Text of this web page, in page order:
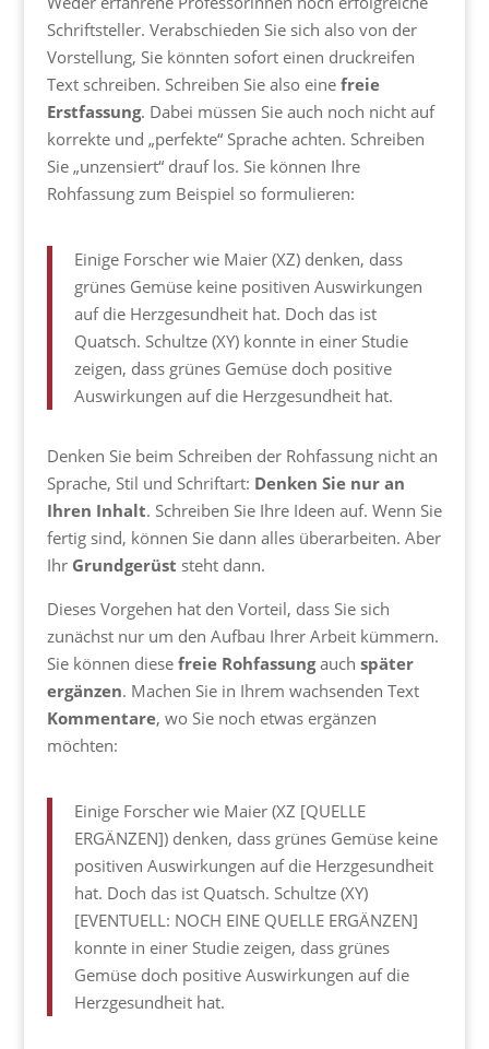
Schriftsteller. Verabschieden Sie sich also von der
Vorstellung, Sie könnten sofort einen druckreifen
Text schreiben. Schreiben Sie also eine freie
Erstfassung. Dabei müssen Sie auch noch nicht auf
korrekte und „perfekte“ Sprache achten. Schreiben
Sie „unzensiert“ drauf los. Sie können Ihre
Rohfassung zum Beispiel so formulieren:
Einige Forscher wie Maier (XZ) denken, dass
grünes Gemüse keine positiven Auswirkungen
auf die Herzgesundheit hat. Doch das ist
Quatsch. Schultze (XY) konnte in einer Studie
zeigen, dass grünes Gemüse doch positive
Auswirkungen auf die Herzgesundheit hat.
Denken Sie beim Schreiben der Rohfassung nicht an
Sprache, Stil und Schriftart: Denken Sie nur an
Ihren Inhalt. Schreiben Sie Ihre Ideen auf. Wenn Sie
fertig sind, können Sie dann alles überarbeiten. Aber
Ihr Grundgerüst steht dann.
Dieses Vorgehen hat den Vorteil, dass Sie sich
zunächst nur um den Aufbau Ihrer Arbeit kümmern.
Sie können diese freie Rohfassungauch später
ergänzen. Machen Sie in Ihrem wachsenden Text
Kommentare, wo Sie noch etwas ergänzen
möchten:
Einige Forscher wie Maier (XZ [QUELLE
ERGÄNZEN]) denken, dass grünes Gemüse keine
positiven Auswirkungen auf die Herzgesundheit
hat. Doch das ist Quatsch. Schultze (XY)
[EVENTUELL: NOCH EINE QUELLE ERGÄNZEN]
konnte in einer Studie zeigen, dass grünes
Gemüse doch positive Auswirkungen auf die
Herzgesundheit hat.